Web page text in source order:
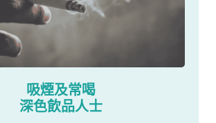
吸煙及常喝
深色飲品人士